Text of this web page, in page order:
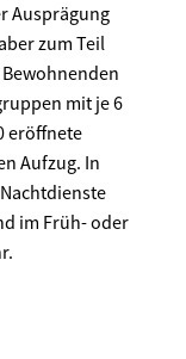
Ausprägung
zum Teil
mit je 6
eröffnete
Aufzug. In
im Früh- oder